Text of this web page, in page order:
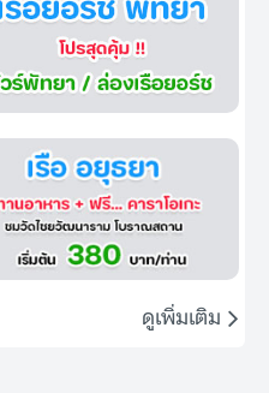
ดูเพิ่มเติม